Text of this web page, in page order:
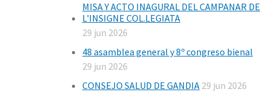
MISA Y ACTO INAGURAL DEL CAMPANAR DE
L'INSIGNE COL.LEGIATA
29 jun 2026
48 asamblea general y 8º congreso bienal
29 jun 2026
CONSEJO SALUD DE GANDIA 29 jun 2026